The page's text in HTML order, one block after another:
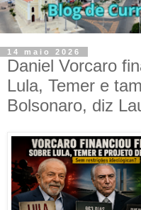
14 maio 2026
Daniel Vorcaro
Lula, Temer e
Bolsonaro, diz